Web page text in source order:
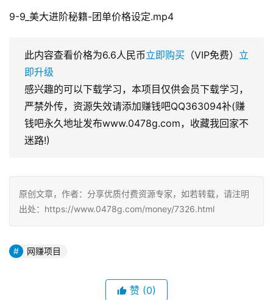
9-9_美大进阶秘籍-团单价格设定.mp4
此内容查看价格为6.6人民币立即购买 （VIP免费） 立
即升级
感兴趣的可以下载学习，本项目仅供会员下载学习，
严禁外传，资源失效请添加赚钱吧QQ363094补(赚
钱吧永久地址发布www.0478g.com，收藏我回家不
迷路!)
原创文章，作者：分享优质付费资源专家，如若转载，请注明
出处：https://www.0478g.com/money/7326.html
网赚项目
赞 (0)